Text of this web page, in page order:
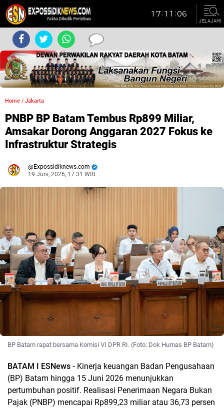
JELAJAHI
Home / Jakarta
PNBP BP Batam Tembus Rp899 Miliar,
Amsakar Dorong Anggaran 2027 Fokus ke
Infrastruktur Strategis
Expossidiknews.com
19 Juni, 2026, 17.31 WIB.
BP Batam rapat bersama Komisi VI DPR RI. (Foto: Dok Humas BP Batam)
BATAM I ESNews - Kinerja keuangan Badan Pengusahaan
(BP) Batam hingga 15 Juni 2026 menunjukkan
pertumbuhan positif. Realisasi Penerimaan Negara Bukan
Pajak (PNBP) mencapai Rp899,23 miliar atau 36,73 persen